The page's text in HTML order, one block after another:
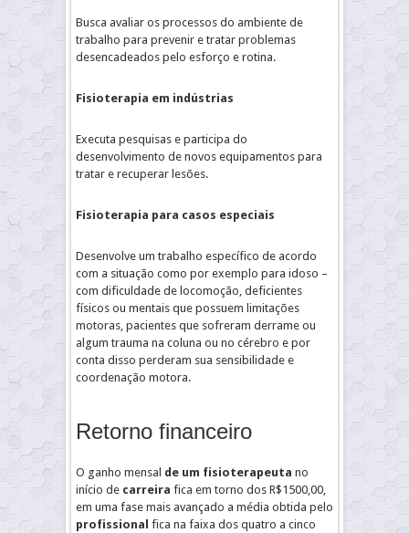
Busca avaliar os processos do ambiente de
trabalho para prevenir e tratar problemas
desencadeados pelo esforço e rotina.
Fisioterapia em indústrias
Executa pesquisas e participa do
desenvolvimento de novos equipamentos para
tratar e recuperar lesões.
Fisioterapia para casos especiais
Desenvolve um trabalho específico de acordo
com a situação como por exemplo para idoso –
com dificuldade de locomoção, deficientes
físicos ou mentais que possuem limitações
motoras, pacientes que sofreram derrame ou
algum trauma na coluna ou no cérebro e por
conta disso perderam sua sensibilidade e
coordenação motora.
Retorno financeiro
O ganho mensal de um fisioterapeuta no
início de carreira fica em torno dos R$1500,00,
em uma fase mais avançado a média obtida pelo
profissional fica na faixa dos quatro a cinco